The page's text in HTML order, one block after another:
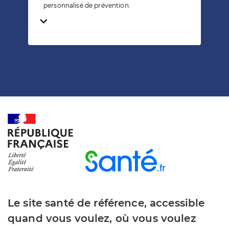
personnalisé de prévention.
Temps de lecture
Le site santé de référence, accessible
quand vous voulez, où vous voulez